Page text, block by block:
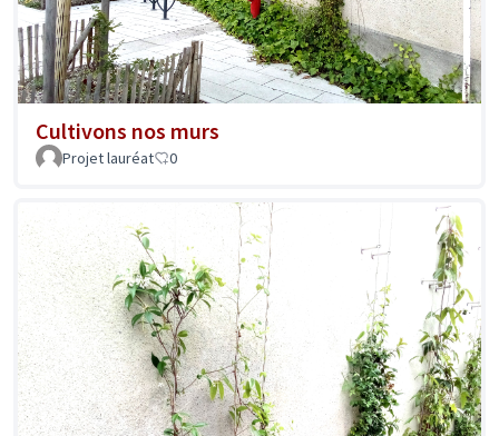
Cultivons nos murs
Projet lauréat 0